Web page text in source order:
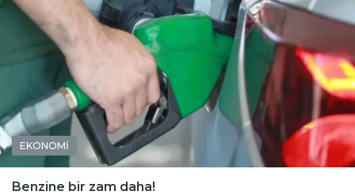
EKONOMİ
Benzine bir zam daha!